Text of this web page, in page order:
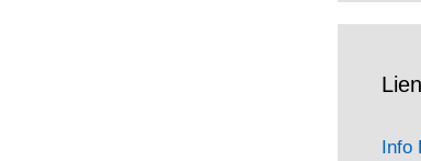
Info